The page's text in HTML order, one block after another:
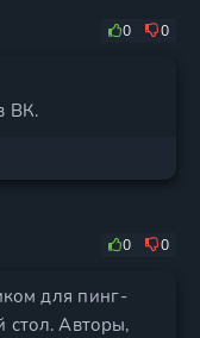
0 0
ВК.
0 0
для пинг-
стол. Авторы,